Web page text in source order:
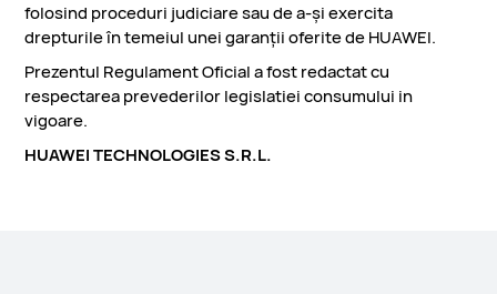
folosind proceduri judiciare sau de a-și exercita
drepturile în temeiul unei garanții oferite de HUAWEI.
Prezentul Regulament Oficial a fost redactat cu
respectarea prevederilor legislatiei consumului in
vigoare.
HUAWEI TECHNOLOGIES S.R.L.